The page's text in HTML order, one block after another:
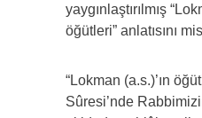
yaygınlaştırılmış
öğütleri” anlatısını
“Lokman (a.s.)’ın
Sûresi’nde